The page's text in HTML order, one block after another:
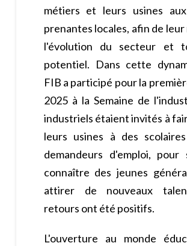
métiers et leurs usines
prenantes locales, afin de
l'évolution du secteur et
potentiel. Dans cette
FIB a participé pour la
2025 à la Semaine de
industriels étaient invités à
leurs usines à des
demandeurs d'emploi, pour
connaître des jeunes
attirer de nouveaux
retours ont été positifs.
L'ouverture au monde